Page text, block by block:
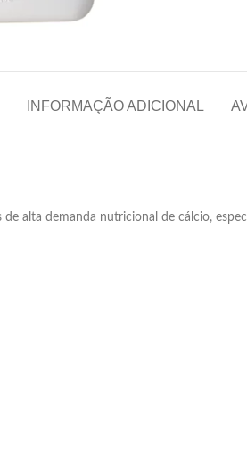
INFORMAÇÃO ADICIONAL
alta demanda nutricional de cálcio,